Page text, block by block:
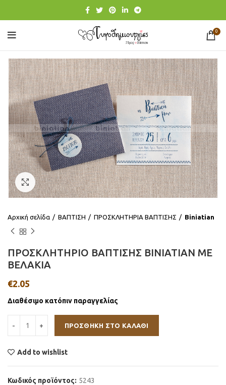
0
Click to enlarge
Αρχική σελίδα ΒΑΠΤΙΣΗ ΠΡΟΣΚΛΗΤΗΡΙΑ ΒΑΠΤΙΣΗΣ Βiniatian
ΠΡΟΣΚΛΗΤΗΡΙΟ ΒΑΠΤΙΣΗΣ BINIATIAN ΜΕ
ΒΕΛΑΚΙΑ
€2.05
Διαθέσιμο κατόπιν παραγγελίας
ΠΡΟΣΘΉΚΗ ΣΤΟ ΚΑΛΆΘΙ
Add to wishlist
Κωδικός προϊόντος: 5243